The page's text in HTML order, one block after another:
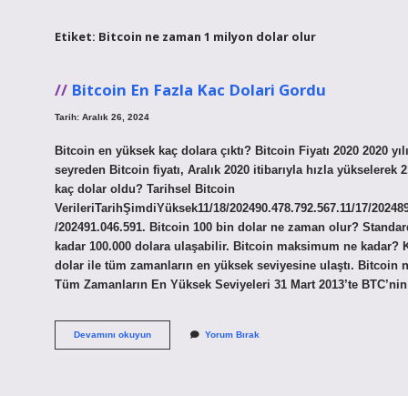
Etiket: Bitcoin ne zaman 1 milyon dolar olur
Bitcoin En Fazla Kac Dolari Gordu
Tarih: Aralık 26, 2024
Bitcoin en yüksek kaç dolara çıktı? Bitcoin Fiyatı 2020 2020
seyreden Bitcoin fiyatı, Aralık 2020 itibarıyla hızla yükselerek
kaç dolar oldu? Tarihsel Bitcoin
VerileriTarihŞimdiYüksek11/18/202490.478.792.567.11/17/
/202491.046.591. Bitcoin 100 bin dolar ne zaman olur?
kadar 100.000 dolara ulaşabilir. Bitcoin maksimum ne kadar?
dolar ile tüm zamanların en yüksek seviyesine ulaştı. Bitcoin
Tüm Zamanların En Yüksek Seviyeleri 31 Mart 2013’te
Devamını okuyunBitcoin
Yorum Bırak